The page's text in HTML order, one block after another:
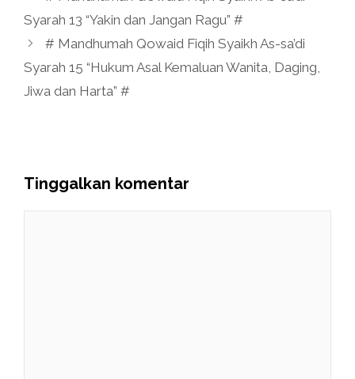
Syarah 13 “Yakin dan Jangan Ragu” #
# Mandhumah Qowaid Fiqih Syaikh As-sa’di
Syarah 15 “Hukum Asal Kemaluan Wanita, Daging,
Jiwa dan Harta” #
Tinggalkan komentar